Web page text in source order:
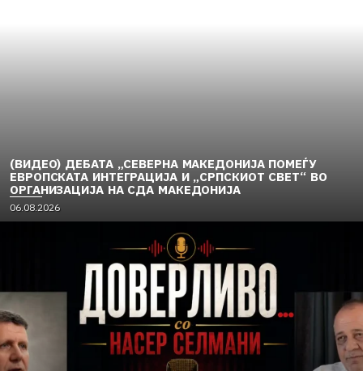
(ВИДЕО) ДЕБАТА „СЕВЕРНА МАКЕДОНИЈА ПОМЕЃУ
ЕВРОПСКАТА ИНТЕГРАЦИЈА И „СРПСКИОТ СВЕТ“ ВО
ОРГАНИЗАЦИЈА НА СДА МАКЕДОНИЈА
06.08.2026